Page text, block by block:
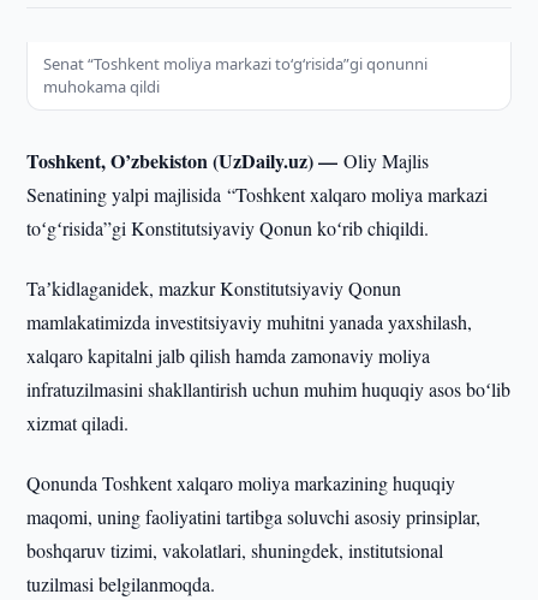
Senat “Toshkent moliya markazi toʻgʻrisida”gi qonunni
muhokama qildi
Toshkent, O’zbekiston (UzDaily.uz) —Oliy Majlis
Senatining yalpi majlisida “Toshkent xalqaro moliya markazi
toʻgʻrisida”gi Konstitutsiyaviy Qonun koʻrib chiqildi.
Taʼkidlaganidek, mazkur Konstitutsiyaviy Qonun
mamlakatimizda investitsiyaviy muhitni yanada yaxshilash,
xalqaro kapitalni jalb qilish hamda zamonaviy moliya
infratuzilmasini shakllantirish uchun muhim huquqiy asos boʻlib
xizmat qiladi.
Qonunda Toshkent xalqaro moliya markazining huquqiy
maqomi, uning faoliyatini tartibga soluvchi asosiy prinsiplar,
boshqaruv tizimi, vakolatlari, shuningdek, institutsional
tuzilmasi belgilanmoqda.